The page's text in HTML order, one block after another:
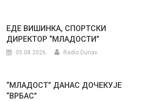
ЕДЕ ВИШИНКА, СПОРТСКИ
ДИРЕКТОР “МЛАДОСТИ”
05.08.2026. Radio Dunav
“МЛАДОСТ” ДАНАС ДОЧЕКУЈЕ
“ВРБАС”